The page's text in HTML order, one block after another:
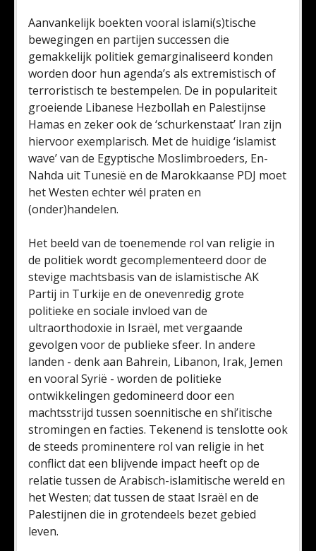
Aanvankelijk boekten vooral islami(s)tische
bewegingen en partijen successen die
gemakkelijk politiek gemarginaliseerd konden
worden door hun agenda’s als extremistisch of
terroristisch te bestempelen. De in populariteit
groeiende Libanese Hezbollah en Palestijnse
Hamas en zeker ook de ‘schurkenstaat’ Iran zijn
hiervoor exemplarisch. Met de huidige ‘islamist
wave’ van de Egyptische Moslimbroeders, En-
Nahda uit Tunesië en de Marokkaanse PDJ moet
het Westen echter wél praten en
(onder)handelen.
Het beeld van de toenemende rol van religie in
de politiek wordt gecomplementeerd door de
stevige machtsbasis van de islamistische AK
Partij in Turkije en de onevenredig grote
politieke en sociale invloed van de
ultraorthodoxie in Israël, met vergaande
gevolgen voor de publieke sfeer. In andere
landen - denk aan Bahrein, Libanon, Irak, Jemen
en vooral Syrië - worden de politieke
ontwikkelingen gedomineerd door een
machtsstrijd tussen soennitische en shi’itische
stromingen en facties. Tekenend is tenslotte ook
de steeds prominentere rol van religie in het
conflict dat een blijvende impact heeft op de
relatie tussen de Arabisch-islamitische wereld en
het Westen; dat tussen de staat Israël en de
Palestijnen die in grotendeels bezet gebied
leven.